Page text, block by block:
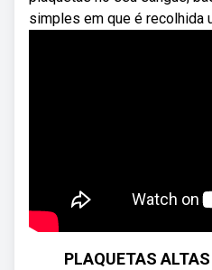
simples em que é recolhida
PLAQUETAS